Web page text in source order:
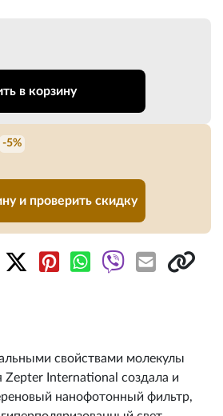
в корзину
-5%
и проверить скидку
свойствами молекулы
Zepter International создала и
нанофотонный фильтр,